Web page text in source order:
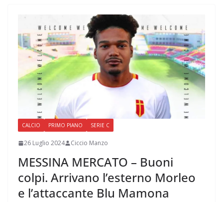
CALCIO PRIMO PIANO SERIE C
26 Luglio 2024 Ciccio Manzo
MESSINA MERCATO – Buoni
colpi. Arrivano l’esterno Morleo
e l’attaccante Blu Mamona